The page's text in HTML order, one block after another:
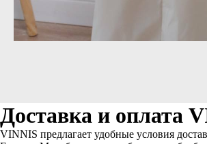
Доставка и оплата
VINNIS предлагает удобные условия